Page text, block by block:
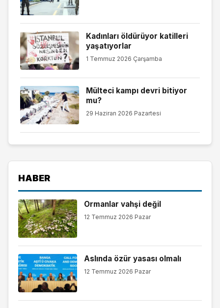
Kadınları öldürüyor katilleri
yaşatıyorlar
1 Temmuz 2026 Çarşamba
Mülteci kampı devri bitiyor
mu?
29 Haziran 2026 Pazartesi
HABER
Ormanlar vahşi değil
12 Temmuz 2026 Pazar
Aslında özür yasası olmalı
12 Temmuz 2026 Pazar